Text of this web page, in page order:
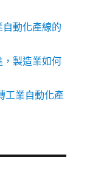
動化產線的
製造業如何
工業自動化產